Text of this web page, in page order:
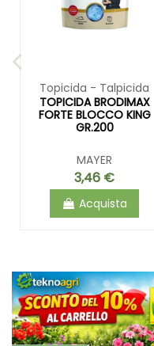
Topicida - Talpicida
TOPICIDA BRODIMAX
FORTE BLOCCO KING
GR.200
MAYER
3,46 €
Acquista